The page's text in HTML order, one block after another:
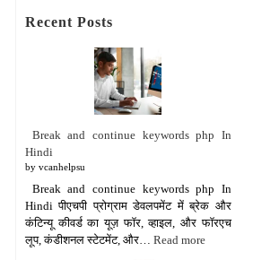
Recent Posts
Break and continue keywords php In
Hindi
by vcanhelpsu
Break and continue keywords php In
Hindi पीएचपी प्रोग्राम डेवलपमेंट में ब्रेक और
कंटिन्यू कीवर्ड का यूज़ फॉर, व्हाइल, और फॉरएच
लूप, कंडीशनल स्टेटमेंट, और… Read more